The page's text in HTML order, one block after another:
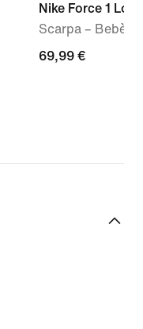
Nike Force 1 Low
Scarpa – Bebè e
69,99
69,99 €